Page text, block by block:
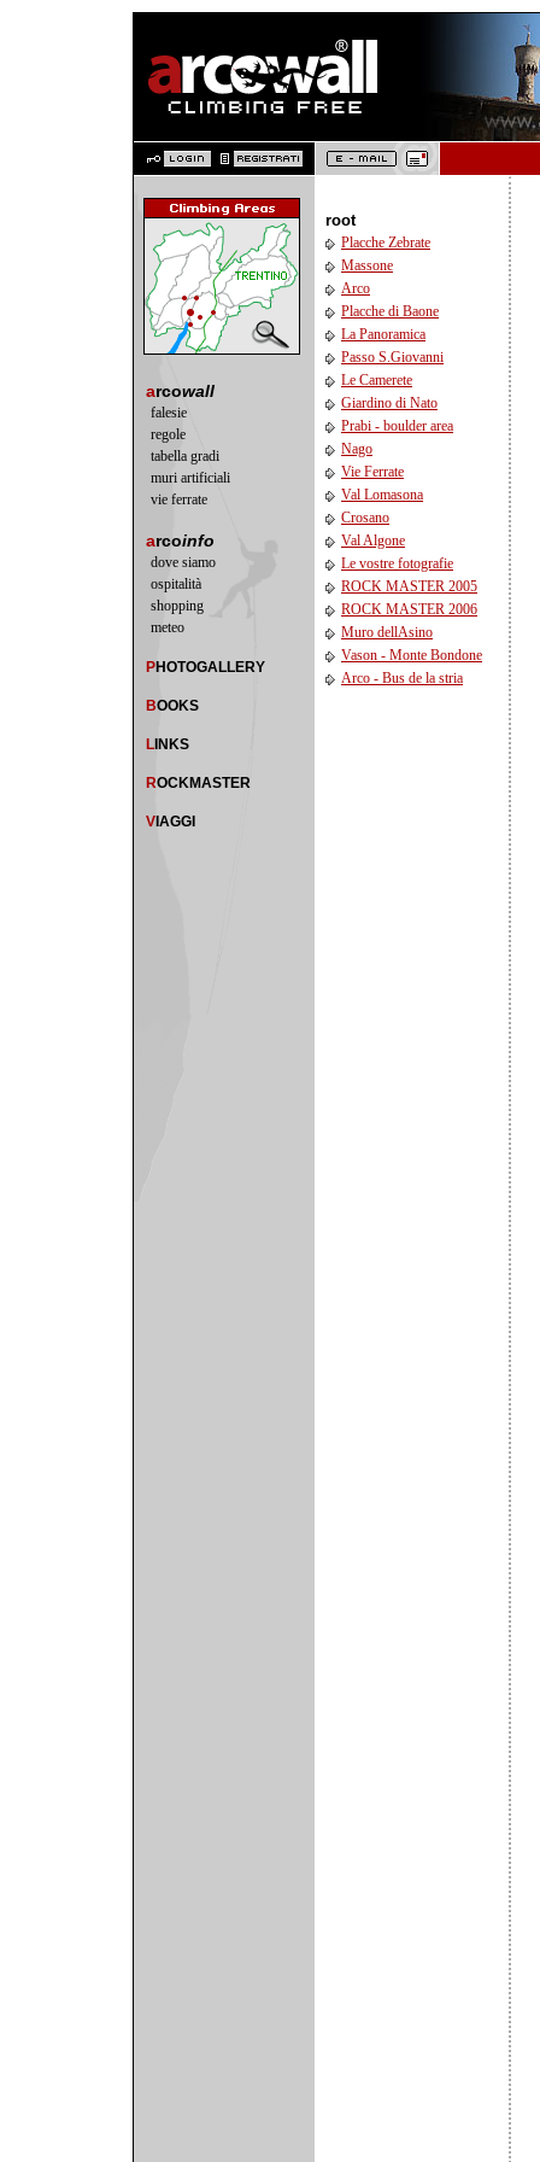
arcowall
falesie
regole
tabella gradi
muri artificiali
vie ferrate
arcoinfo
dove siamo
ospitalità
shopping
meteo
PHOTOGALLERY
BOOKS
L INKS
ROCKMASTER
V IAGGI
root
Placche Zebrate
Massone
Arco
Placche di Baone
La Panoramica
Passo S.Giovanni
Le Camerete
Giardino di Nato
Prabi - boulder area
Nago
Vie Ferrate
Val Lomasona
Crosano
Val Algone
Le vostre fotografie
ROCK MASTER 2005
ROCK MASTER 2006
Muro dellAsino
Vason - Monte Bondone
Arco - Bus de la stria